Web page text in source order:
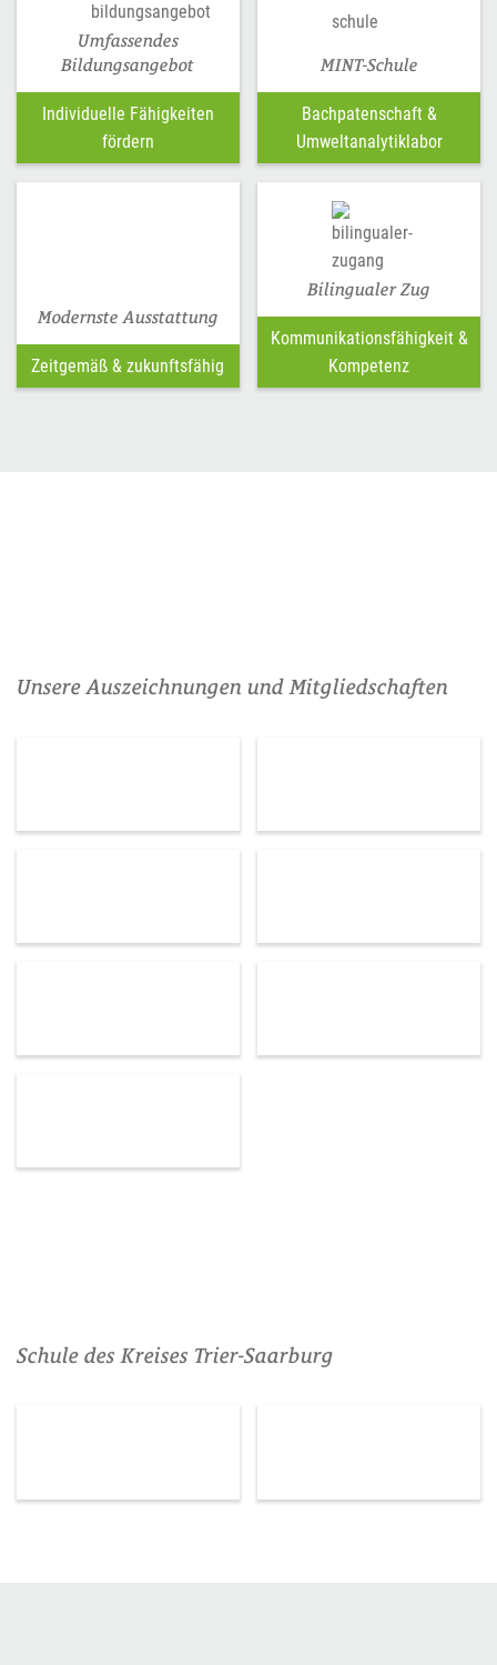
Umfassendes
Bildungsangebot
Individuelle Fähigkeiten
fördern
MINT-Schule
Bachpatenschaft &
Umweltanalytiklabor
Modernste Ausstattung
Zeitgemäß & zukunftsfähig
Bilingualer Zug
Kommunikationsfähigkeit &
Kompetenz
Unsere Auszeichnungen und Mitgliedschaften
Schule des Kreises Trier-Saarburg